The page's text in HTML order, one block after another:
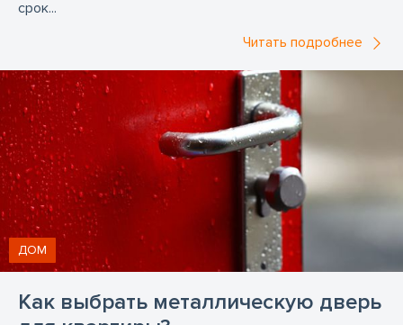
срок...
Читать подробнее
Как выбрать металлическую дверь
ДОМ